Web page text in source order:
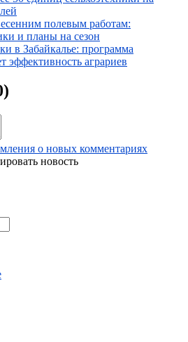
полевым работам:
и планы на сезон
в Забайкалье: программа
эффективность аграриев
)
о новых комментариях
новость